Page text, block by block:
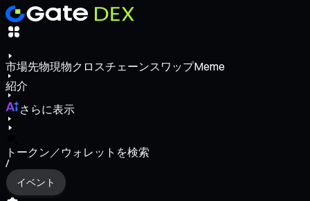
市場先物現物クロスチェーンスワップMeme
紹介
さらに表示
トークン／ウォレットを検索
/
イベント